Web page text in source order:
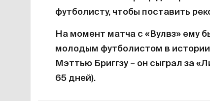
футболисту, чтобы поставить
На момент матча с «Вулвз» ему
молодым футболистом в
Мэттью Бриггзу – он сыграл за
65 дней).